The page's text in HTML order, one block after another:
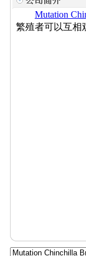
Mutation
繁殖者可以互相